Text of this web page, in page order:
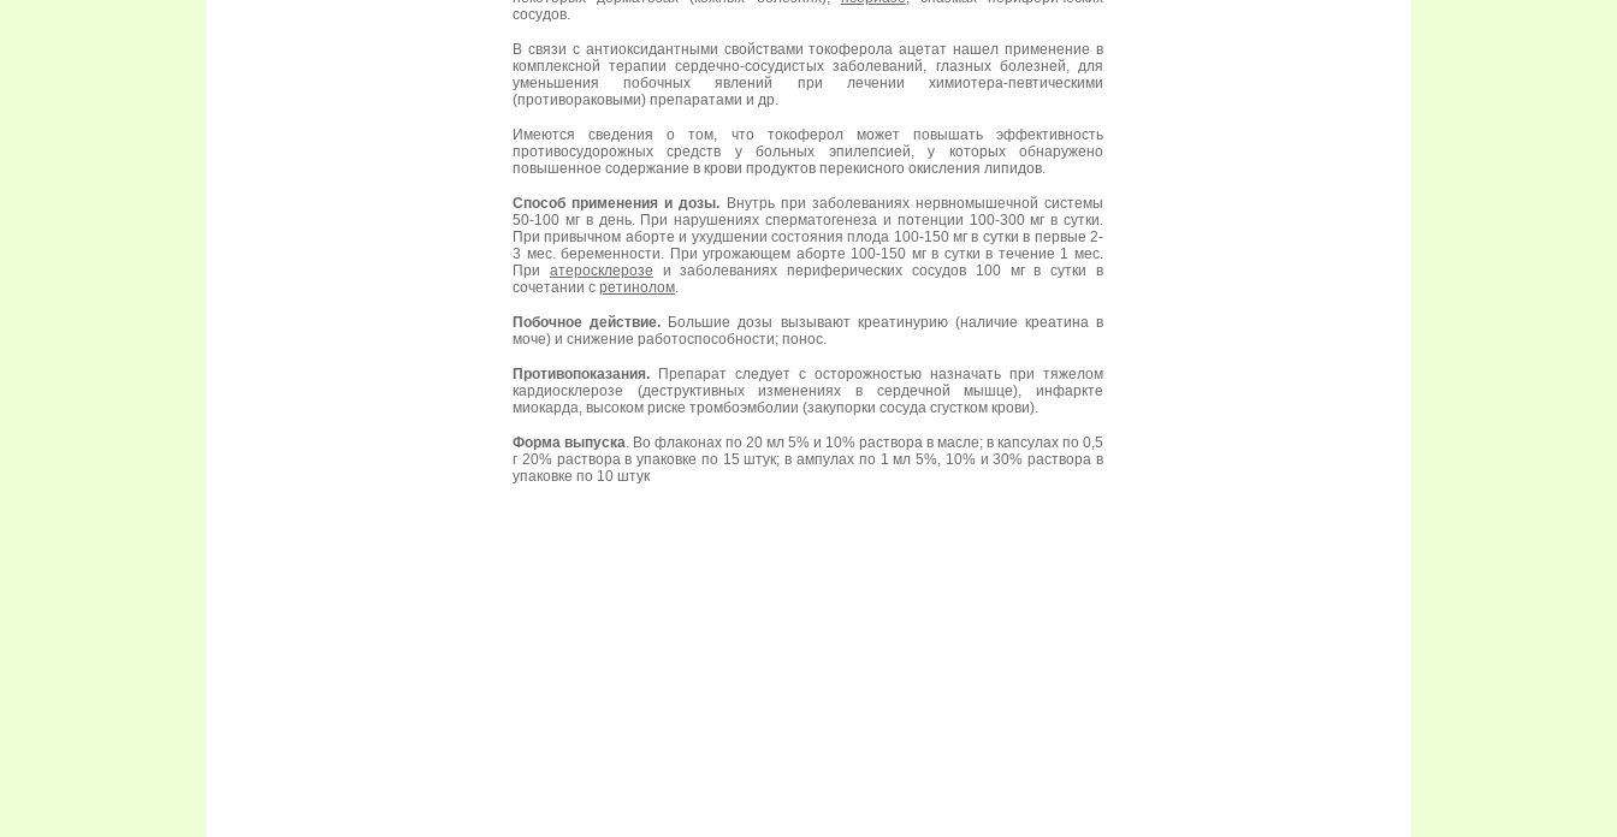
сосудов.
В связи с антиоксидантными свойствами токоферола ацетат нашел применение в
комплексной терапии сердечно-сосудистых заболеваний, глазных болезней, для
уменьшения побочных явлений при лечении химиотера-певтическими
(противораковыми) препаратами и др.
Имеются сведения о том, что токоферол может повышать эффективность
противосудорожных средств у больных эпилепсией, у которых обнаружено
повышенное содержание в крови продуктов перекисного окисления липидов.
Способ применения и дозы. Внутрь при заболеваниях нервномышечной системы
50-100 мг в день. При нарушениях сперматогенеза и потенции 100-300 мг в сутки.
При привычном аборте и ухудшении состояния плода 100-150 мг в сутки в первые 2-
3 мес. беременности. При угрожающем аборте 100-150 мг в сутки в течение 1 мес.
При атеросклерозе и заболеваниях периферических сосудов 100 мг в сутки в
сочетании с ретинолом.
Побочное действие. Большие дозы вызывают креатинурию (наличие креатина в
моче) и снижение работоспособности; понос.
Противопоказания. Препарат следует с осторожностью назначать при тяжелом
кардиосклерозе (деструктивных изменениях в сердечной мышце), инфаркте
миокарда, высоком риске тромбоэмболии (закупорки сосуда сгустком крови).
Форма выпуска. Во флаконах по 20 мл 5% и 10% раствора в масле; в капсулах по 0,5
г 20% раствора в упаковке по 15 штук; в ампулах по 1 мл 5%, 10% и 30% раствора в
упаковке по 10 штук